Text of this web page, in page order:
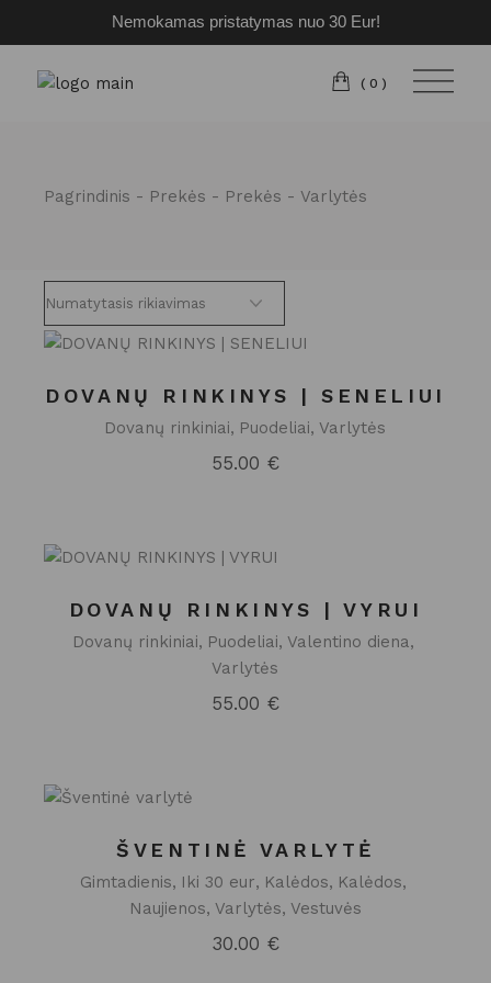
Nemokamas pristatymas nuo 30 Eur!
Pereiti
turinio
(0)
Pagrindinis Prekės Prekės Varlytės
DOVANŲ RINKINYS | SENELIUI
Dovanų rinkiniai Puodeliai Varlytės
55.00 €
DOVANŲ RINKINYS | VYRUI
Dovanų rinkiniai Puodeliai Valentino diena
Varlytės
55.00 €
ŠVENTINĖ VARLYTĖ
Gimtadienis Iki 30 eur Kalėdos
Kalėdos
Naujienos Varlytės Vestuvės
30.00 €